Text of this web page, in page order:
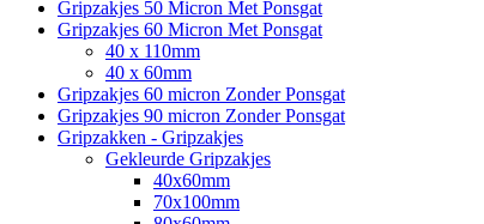
Gripzakjes 50 Micron Met Ponsgat
Gripzakjes 60 Micron Met Ponsgat
40 x 110mm
40 x 60mm
Gripzakjes 60 micron Zonder Ponsgat
Gripzakjes 90 micron Zonder Ponsgat
Gripzakken - Gripzakjes
Gekleurde Gripzakjes
40x60mm
70x100mm